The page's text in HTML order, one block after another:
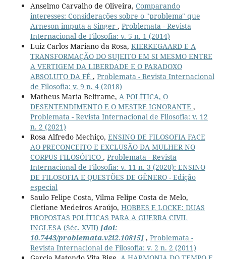
Anselmo Carvalho de Oliveira, Comparando
interesses: Considerações sobre o "problema" que
Arneson imputa a Singer , Problemata - Revista
Internacional de Filosofia: v. 5 n. 1 (2014)
Luiz Carlos Mariano da Rosa, KIERKEGAARD E A
TRANSFORMAÇÃO DO SUJEITO EM SI MESMO ENTRE
A VERTIGEM DA LIBERDADE E O PARADOXO
ABSOLUTO DA FÉ , Problemata - Revista Internacional
de Filosofia: v. 9 n. 4 (2018)
Matheus Maria Beltrame, A POLÍTICA, O
DESENTENDIMENTO E O MESTRE IGNORANTE ,
Problemata - Revista Internacional de Filosofia: v. 12
n. 2 (2021)
Rosa Alfredo Mechiço, ENSINO DE FILOSOFIA FACE
AO PRECONCEITO E EXCLUSÃO DA MULHER NO
CORPUS FILOSÓFICO , Problemata - Revista
Internacional de Filosofia: v. 11 n. 3 (2020): ENSINO
DE FILOSOFIA E QUESTÕES DE GÊNERO - Edição
especial
Saulo Felipe Costa, Vilma Felipe Costa de Melo,
Cletiane Medeiros Araújo, HOBBES E LOCKE: DUAS
PROPOSTAS POLÍTICAS PARA A GUERRA CIVIL
INGLESA (Séc. XVII) [doi:
10.7443/problemata.v2i2.10815], Problemata -
Revista Internacional de Filosofia: v. 2 n. 2 (2011)